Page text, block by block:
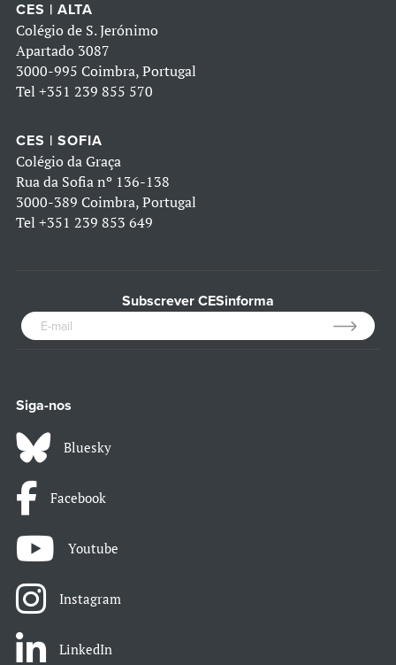
CES | ALTA
Colégio de S. Jerónimo
Apartado 3087
3000-995 Coimbra, Portugal
Tel +351 239 855 570
CES | SOFIA
Colégio da Graça
Rua da Sofia nº 136-138
3000-389 Coimbra, Portugal
Tel +351 239 853 649
Subscrever CESinforma
Siga-nos
Bluesky
Facebook
Youtube
Instagram
LinkedIn